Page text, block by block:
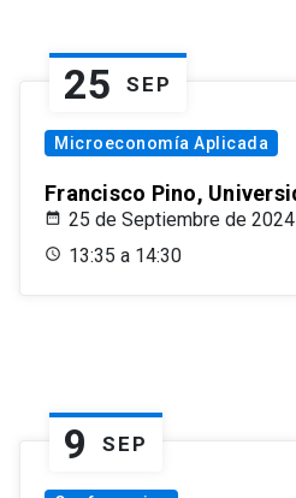
25 SEP
Microeconomía Aplicada
Francisco Pino,
25 de Septiembre de 2024
13:35 a 14:30
9 SEP